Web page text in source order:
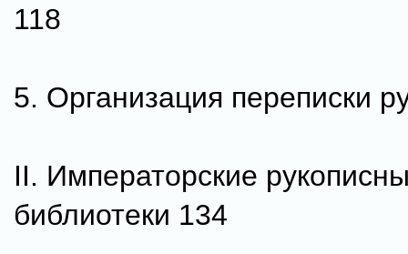
118
5. Организация переписки
II. Императорские
библиотеки 134